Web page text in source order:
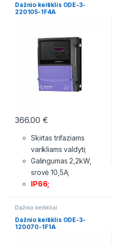
Dažnio keitiklis ODE-3-
220105-1F4A
366.00€
Skirtas trifaziams
varikliams valdyti;
Galingumas 2,2kW,
srovė 10,5A;
IP66;
Dažnio keitikliai
Dažnio keitiklis ODE-3-
120070-1F1A